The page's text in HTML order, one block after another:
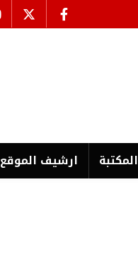
المكتبة ارشیف الموقع